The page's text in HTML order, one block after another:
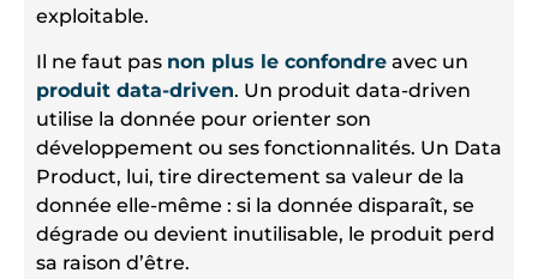
exploitable.
Il ne faut pas non plus le confondre avec un
produit data-driven. Un produit data-driven
utilise la donnée pour orienter son
développement ou ses fonctionnalités. Un Data
Product, lui, tire directement sa valeur de la
donnée elle-même : si la donnée disparaît, se
dégrade ou devient inutilisable, le produit perd
sa raison d’être.